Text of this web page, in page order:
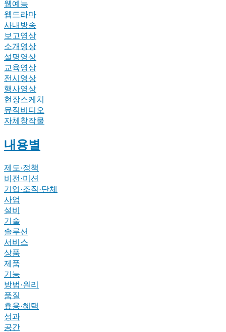
웹예능
웹드라마
사내방송
보고영상
소개영상
설명영상
교육영상
전시영상
행사영상
현장스케치
뮤직비디오
자체창작물
내용별
제도·정책
비전·미션
기업·조직·단체
사업
설비
기술
솔루션
서비스
상품
제품
기능
방법·원리
품질
효용·혜택
성과
공간